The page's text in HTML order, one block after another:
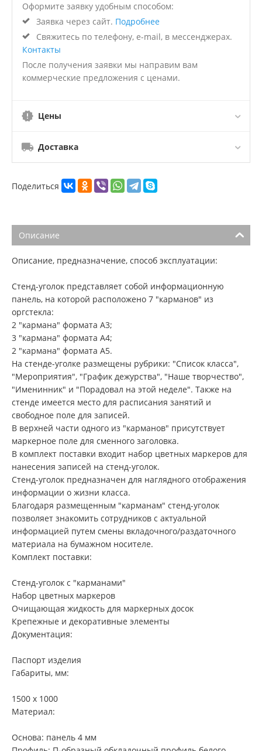
Оформите заявку удобным способом:
Заявка через сайт. Подробнее
Свяжитесь по телефону, e-mail, в мессенджерах.
Контакты
После получения заявки мы направим вам
коммерческие предложения с ценами.
Цены
Доставка
Поделиться
Описание
Описание, предназначение, способ эксплуатации:
Стенд-уголок представляет собой информационную
панель, на которой расположено 7 "карманов" из
оргстекла:
2 "кармана" формата А3;
3 "кармана" формата А4;
2 "кармана" формата А5.
На стенде-уголке размещены рубрики: "Список класса",
"Мероприятия", "График дежурства", "Наше творчество",
"Именинник" и "Порадовал на этой неделе". Также на
стенде имеется место для расписания занятий и
свободное поле для записей.
В верхней части одного из "карманов" присутствует
маркерное поле для сменного заголовка.
В комплект поставки входит набор цветных маркеров для
нанесения записей на стенд-уголок.
Стенд-уголок предназначен для наглядного отображения
информации о жизни класса.
Благодаря размещенным "карманам" стенд-уголок
позволяет знакомить сотрудников с актуальной
информацией путем смены вкладочного/раздаточного
материала на бумажном носителе.
Комплект поставки:
Стенд-уголок с "карманами"
Набор цветных маркеров
Очищающая жидкость для маркерных досок
Крепежные и декоративные элементы
Документация:
Паспорт изделия
Габариты, мм:
1500 х 1000
Материал:
Основа: панель 4 мм